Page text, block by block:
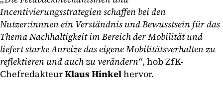
Incentivierungsstrategien schaffen bei den
Nutzer:innnen ein Verständnis und Bewusstsein für das
Thema Nachhaltigkeit im Bereich der Mobilität und
liefert starke Anreize das eigene Mobilitätsverhalten zu
reflektieren und auch zu verändern“, hob ZfK-
ChefredakteurKlaus Hinkelhervor.